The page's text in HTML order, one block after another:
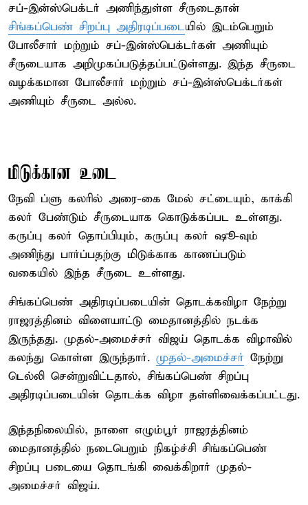
சப்-இன்ஸ்பெக்டர் அணிந்துள்ள சீருடைதான்
சிங்கப்பெண் சிறப்பு அதிரடிப்படையில் இடம்பெறும்
போலீசார் மற்றும் சப்-இன்ஸ்பெக்டர்கள் அணியும்
சீருடையாக அறிமுகப்படுத்தப்பட்டுள்ளது. இந்த சீருடை
வழக்கமான போலீசார் மற்றும் சப்-இன்ஸ்பெக்டர்கள்
அணியும் சீருடை அல்ல.
மிடுக்கான உடை
நேவி ப்ளு கலரில் அரை-கை மேல் சட்டையும், காக்கி
கலர் பேண்டும் சீருடையாக கொடுக்கப்பட உள்ளது.
கருப்பு கலர் தொப்பியும், கருப்பு கலர் ஷூ-வும்
அணிந்து பார்ப்பதற்கு மிடுக்காக காணப்படும்
வகையில் இந்த சீருடை உள்ளது.
சிங்கப்பெண் அதிரடிப்படையின் தொடக்கவிழா நேற்று
ராஜரத்தினம் விளையாட்டு மைதானத்தில் நடக்க
இருந்தது. முதல்-அமைச்சர் விஜய் தொடக்க விழாவில்
கலந்து கொள்ள இருந்தார். முதல்-அமைச்சர் நேற்று
டெல்லி சென்றுவிட்டதால், சிங்கப்பெண் சிறப்பு
அதிரடிப்படையின் தொடக்க விழா தள்ளிவைக்கப்பட்டது.
இந்தநிலையில், நாளை எழும்பூர் ராஜரத்தினம்
மைதானத்தில் நடைபெறும் நிகழ்ச்சி சிங்கப்பெண்
சிறப்பு படையை தொடங்கி வைக்கிறார் முதல்-
அமைச்சர் விஜய்.